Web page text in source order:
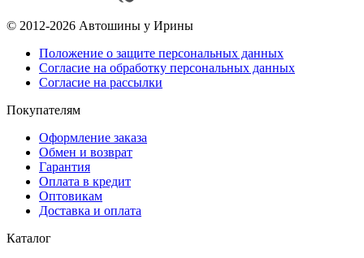
© 2012-2026 Автошины у Ирины
Положение о защите персональных данных
Согласие на обработку персональных данных
Согласие на рассылки
Покупателям
Оформление заказа
Обмен и возврат
Гарантия
Оплата в кредит
Оптовикам
Доставка и оплата
Каталог